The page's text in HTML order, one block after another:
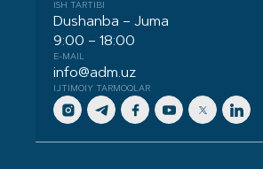
ISH TARTIBI
Dushanba – Juma
9:00 – 18:00
E-MAIL
info@adm.uz
IJTIMOIY TARMOQLAR